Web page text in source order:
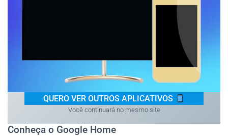
QUERO VER OUTROS APLICATIVOS
Você continuará no mesmo site
Conheça o Google Home